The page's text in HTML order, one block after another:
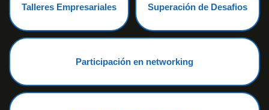
Talleres Empresariales Superación de Desafios
Participación en networking